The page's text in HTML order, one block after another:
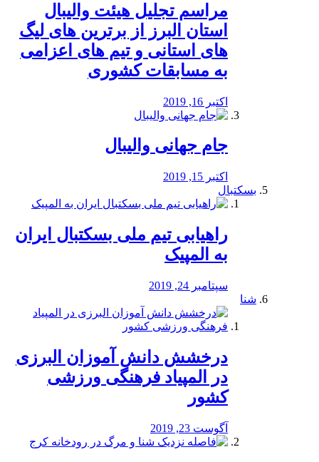
مراسم تجلیل هیئت والیبال
استان البرز از برترین های لیگ
های استانی و تیم های اعزامی
به مسابقات کشوری
اکتبر 16, 2019
جام جهانی والیبال
اکتبر 15, 2019
بسکتبال
راهیابی تیم ملی بسکتبال ایران
به المپیک
سپتامبر 24, 2019
شنا
درخشش دانش آموزان البرزی
در المپیاد فرهنگی ورزشی
کشور
آگوست 23, 2019